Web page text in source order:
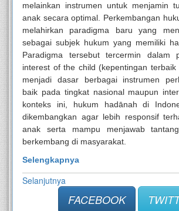
melainkan instrumen untuk menjamin
anak secara optimal. Perkembangan
melahirkan paradigma baru yang
sebagai subjek hukum yang memiliki
Paradigma tersebut tercermin dalam
interest of the child (kepentingan
menjadi dasar berbagai instrumen
baik pada tingkat nasional maupun
konteks ini, hukum hadānah di
dikembangkan agar lebih responsif
anak serta mampu menjawab
berkembang di masyarakat.
Selengkapnya
Selanjutnya
FACEBOOK